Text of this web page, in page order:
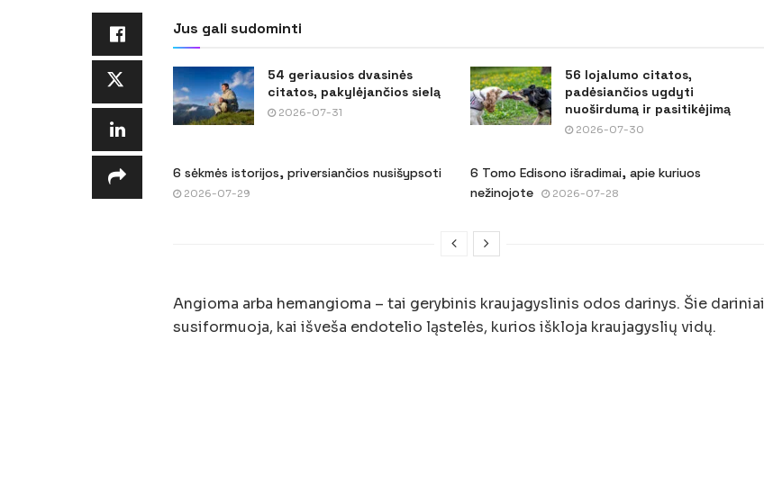
Jus gali sudominti
54 geriausios dvasinės
citatos, pakylėjančios sielą
2026-07-31
56 lojalumo citatos,
padėsiančios ugdyti
nuoširdumą ir pasitikėjimą
2026-07-30
6 sėkmės istorijos, priversiančios nusišypsoti
2026-07-29
6 Tomo Edisono išradimai, apie kuriuos
nežinojote
2026-07-28
Angioma arba hemangioma – tai gerybinis kraujagyslinis odos darinys. Šie dariniai
susiformuoja, kai išveša endotelio ląstelės, kurios iškloja kraujagyslių vidų.